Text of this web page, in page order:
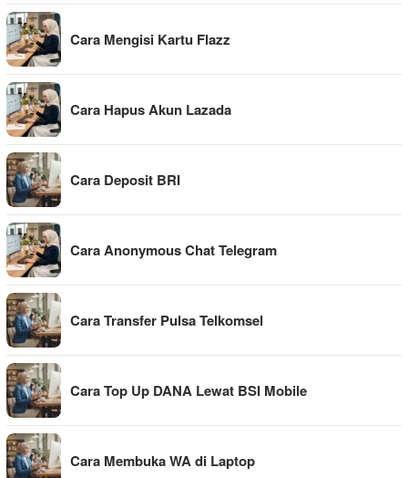
Cara Mengisi Kartu Flazz
Cara Hapus Akun Lazada
Cara Deposit BRI
Cara Anonymous Chat Telegram
Cara Transfer Pulsa Telkomsel
Cara Top Up DANA Lewat BSI Mobile
Cara Membuka WA di Laptop